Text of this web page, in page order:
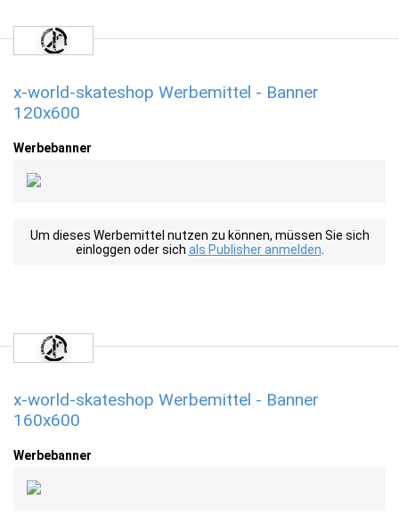
x-world-skateshop Werbemittel - Banner
120x600
Werbebanner
Um dieses Werbemittel nutzen zu können, müssen Sie sich
einloggen oder sich als Publisher anmelden
x-world-skateshop Werbemittel - Banner
160x600
Werbebanner